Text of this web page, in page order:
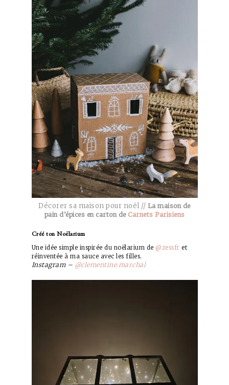
Décorer sa maison pour noël // La maison de
pain d’épices en carton de Carnets Parisiens
Créé ton Noëlarium
Une idée simple inspirée du noëlarium de @zessfr et
réinventée à ma sauce avec les filles.
Instagram – @clementine.marchal